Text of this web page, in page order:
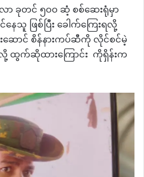
ခုတင် ၅၀၀ ဆံ့ စစ်ဆေးရုံမှာ
သူ ဖြစ်ပြီး ခေါက်ကြေးရလို့
ဆောင် စိန်နားကပ်ဆီကို လိုင်စင်မဲ့
ထွက်ဆိုထားကြောင်း ကိုရှိန်းက